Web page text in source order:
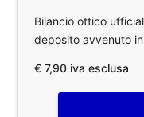
Bilancio ottico
deposito avvenuto
€ 7,90 iva esclusa